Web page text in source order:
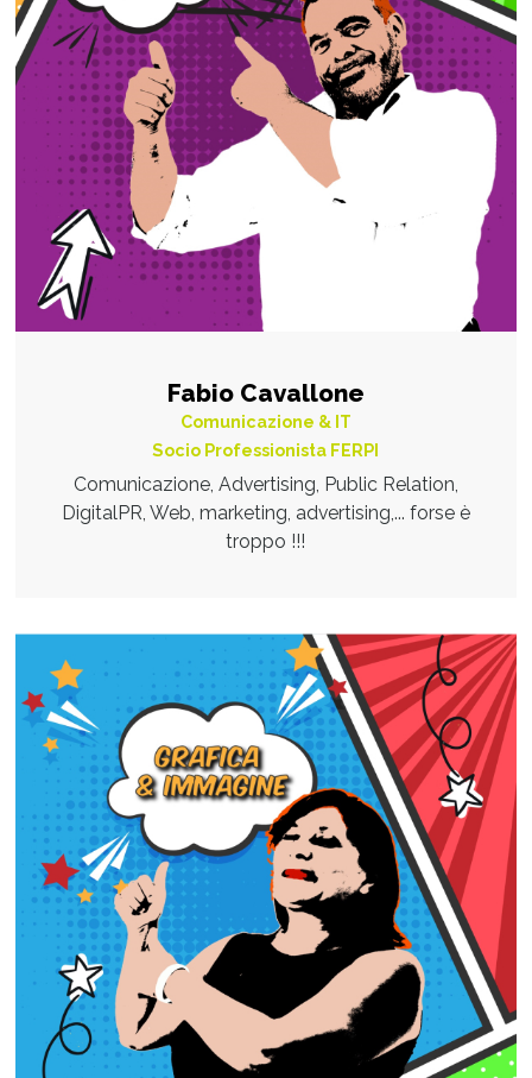
Fabio Cavallone
Comunicazione & IT
Socio Professionista FERPI
Comunicazione, Advertising, Public Relation,
DigitalPR, Web, marketing, advertising,... forse è
troppo !!!